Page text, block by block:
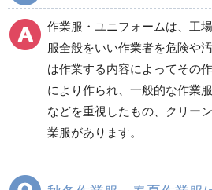
電気保守用品 ワイパー ク
防災グッズ（防災セット） 救急
健康管理器具 季節商品 ウ
商品カテゴリ一覧
作業服・ユニフォームは、工
服全般をいい作業者を危険や
は作業する内容によってその
により作られ、一般的な作業
などを重視したもの、クリー
業服があります。